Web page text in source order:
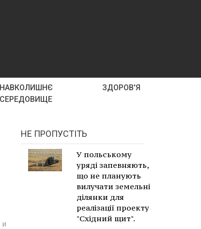
НАВКОЛИШНЄ
СЕРЕДОВИЩЕ
ЗДОРОВ'Я
НЕ ПРОПУСТІТЬ
У польському
уряді запевняють,
що не планують
вилучати земельні
ділянки для
реалізації проекту
"Східний щит".